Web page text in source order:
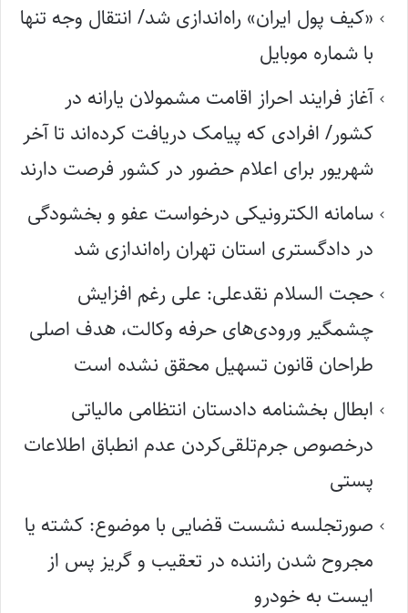
«کیف پول ایران» راه‌اندازی شد/ انتقال وجه تنها
با شماره موبایل
آغاز فرایند احراز اقامت مشمولان یارانه در
کشور/ افرادی که پیامک دریافت کرده‌اند تا آخر
شهریور برای اعلام حضور در کشور فرصت دارند
سامانه الکترونیکی درخواست عفو و بخشودگی
در دادگستری استان تهران راه‌اندازی شد
حجت السلام نقدعلی: علی رغم افزایش
چشمگیر ورودی‌های حرفه وکالت، هدف اصلی
طراحان قانون تسهیل محقق نشده است
ابطال بخشنامه دادستان انتظامی مالیاتی
درخصوص جرم‌تلقی‌کردن عدم انطباق اطلاعات
پستی
صورتجلسه نشست قضایی با موضوع: کشته یا
مجروح شدن راننده در تعقیب و گریز پس از
ایست به خودرو